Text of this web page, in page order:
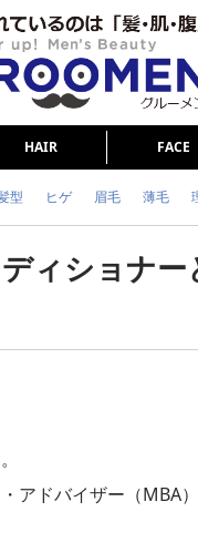
HAIR FACE
型 ヒゲ 眉毛 薄毛
女の本音 テストステロン
ィショナー
アドバイザー（MBA）